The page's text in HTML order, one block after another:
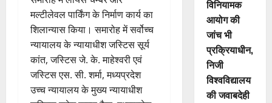
मल्टीलेवल पार्किंग के निर्माण कार्य का
शिलान्यास किया। समारोह में सर्वोच्च
न्यायालय के न्यायाधीश जस्टिस सूर्य
कांत, जस्टिस जे. के. माहेश्वरी एवं
जस्टिस एस. सी. शर्मा, मध्यप्रदेश
उच्च न्यायालय के मुख्य न्यायाधीश
विनियामक
आयोग की
जांच भी
प्रक्रियाधीन,
निजी
विश्वविद्यालय
की जवाबदेही